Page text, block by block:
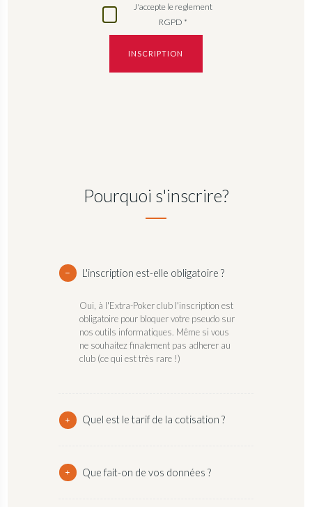
J'accepte le reglement
RGPD *
INSCRIPTION
Pourquoi s'inscrire?
L'inscription est-elle obligatoire ?
Oui, à l'Extra-Poker club l'inscription est
obligatoire pour bloquer votre pseudo sur
nos outils informatiques. Même si vous
ne souhaitez finalement pas adherer au
club (ce qui est très rare !)
Quel est le tarif de la cotisation ?
Que fait-on de vos données ?